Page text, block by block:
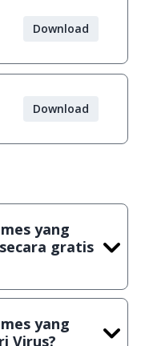
Download
Download
yang
gratis
& games yang
yang
Virus?